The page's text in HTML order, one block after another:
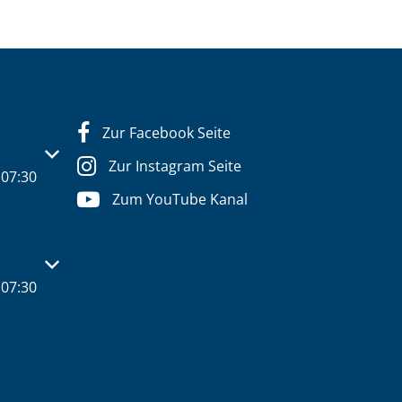
oder Schließzeiten auszublenden
oder Schließzeiten auszublenden
Zur Facebook Seite
Zur Instagram Seite
Zum YouTube Kanal